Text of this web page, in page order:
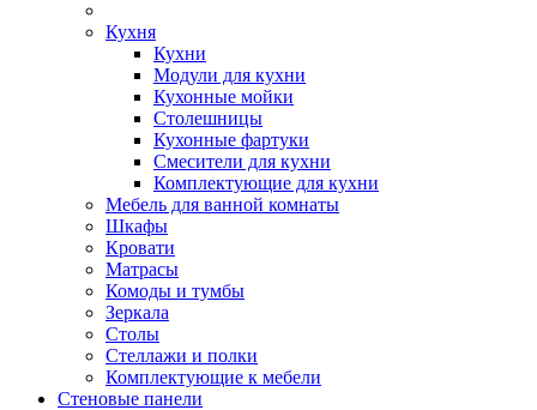
Кухня
Кухни
Модули для кухни
Кухонные мойки
Столешницы
Кухонные фартуки
Смесители для кухни
Комплектующие для кухни
Мебель для ванной комнаты
Шкафы
Кровати
Матрасы
Комоды и тумбы
Зеркала
Столы
Стеллажи и полки
Комплектующие к мебели
Стеновые панели